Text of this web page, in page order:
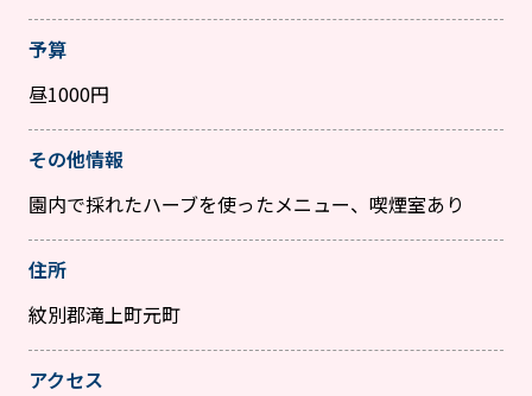
予算
昼1000円
その他情報
園内で採れたハーブを使ったメニュー、喫煙室あり
住所
紋別郡滝上町元町
アクセス